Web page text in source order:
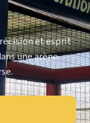
et esprit
une arène